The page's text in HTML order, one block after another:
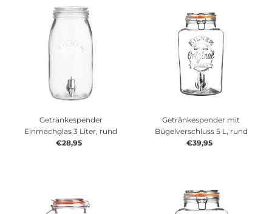
meistverkauft
Alphabetisch, A-Z
Alphabetisch, Z-A
Preis, niedrig nach hoch
Datum, alt zu neu
Getränkespender
Einmachglas 3 Liter, rund
Regulärer
€28,95
Getränkespender mit
Bügelverschluss 5 L, rund
Regulärer
€39,95